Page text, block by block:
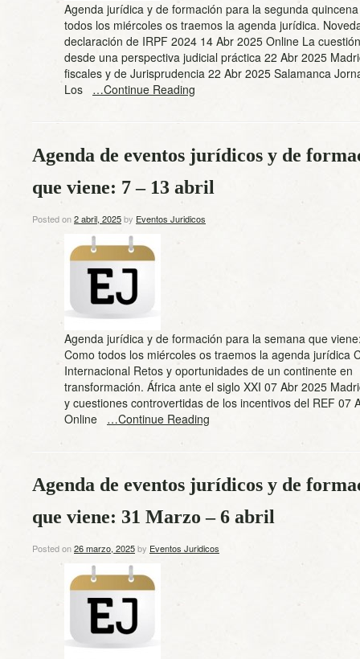
Agenda jurídica y de formación para la segunda
todos los miércoles os traemos la agenda jurídica.
declaración de IRPF 2024 14 Abr 2025 Online La
desde una perspectiva judicial práctica 22 Abr 2025
fiscales y de Jurisprudencia 22 Abr 2025 Salamanca
Los …Continue Reading
Agenda de eventos jurídicos y de
que viene: 7 – 13 abril
Posted on2 abril, 2025by Eventos Juridicos
Agenda jurídica y de formación para la semana que
Como todos los miércoles os traemos la agenda jurídica
Internacional Retos y oportunidades de un continente en
transformación. África ante el siglo XXI 07 Abr 2025
y cuestiones controvertidas de los incentivos del REF 07
Online …Continue Reading
Agenda de eventos jurídicos y de
que viene: 31 Marzo – 6 abril
Posted on26 marzo, 2025by Eventos Juridicos